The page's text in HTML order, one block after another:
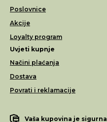
Poslovnice
Akcije
Loyalty program
Uvjeti kupnje
Načini plaćanja
Dostava
Povrati i reklamacije
Vaša kupovina je sigurna